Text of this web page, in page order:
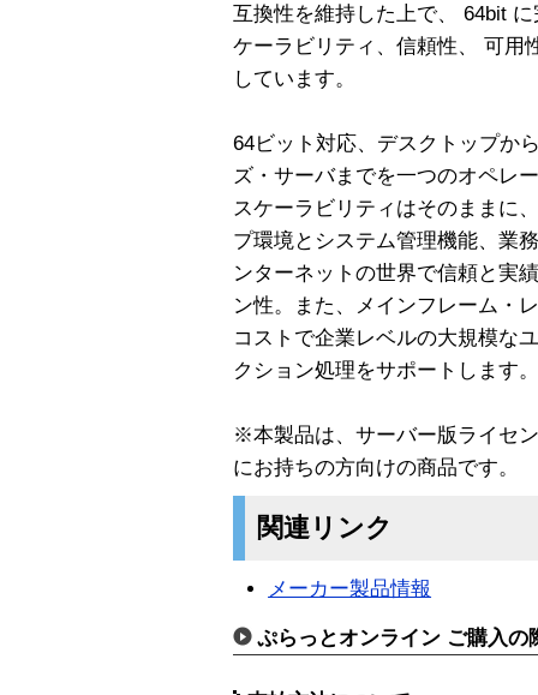
互換性を維持した上で、 64bit
ケーラビリティ、信頼性、 可用
しています。
64ビット対応、デスクトップか
ズ・サーバまでを一つのオペレ
スケーラビリティはそのままに
プ環境とシステム管理機能、業
ンターネットの世界で信頼と実
ン性。また、メインフレーム・
コストで企業レベルの大規模な
クション処理をサポートします。
※本製品は、サーバー版ライセ
にお持ちの方向けの商品です。
関連リンク
メーカー製品情報
ぷらっとオンライン ご購入の